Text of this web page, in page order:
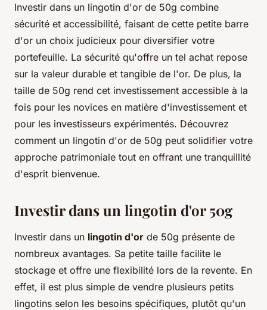
Investir dans un lingotin d'or de 50g combine
sécurité et accessibilité, faisant de cette petite barre
d'or un choix judicieux pour diversifier votre
portefeuille. La sécurité qu'offre un tel achat repose
sur la valeur durable et tangible de l'or. De plus, la
taille de 50g rend cet investissement accessible à la
fois pour les novices en matière d'investissement et
pour les investisseurs expérimentés. Découvrez
comment un lingotin d'or de 50g peut solidifier votre
approche patrimoniale tout en offrant une tranquillité
d'esprit bienvenue.
Investir dans un lingotin d'or 50g
Investir dans un lingotin d'or de 50g présente de
nombreux avantages. Sa petite taille facilite le
stockage et offre une flexibilité lors de la revente. En
effet, il est plus simple de vendre plusieurs petits
lingotins selon les besoins spécifiques, plutôt qu'un